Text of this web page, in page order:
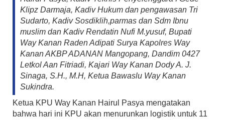
Klipz Darmaja, Kadiv Hukum dan pengawasan Tri
Sudarto, Kadiv Sosdiklih,parmas dan Sdm Ibnu
muslim dan Kadiv Rendatin Nufi M.yusuf, Bupati
Way Kanan Raden Adipati Surya Kapolres Way
Kanan AKBP ADANAN Mangopang, Dandim 0427
Letkol Aan Fitriadi, Kajari Way Kanan Dody A. J.
Sinaga, S.H., M.H, Ketua Bawaslu Way Kanan
Sukindra.
Ketua KPU Way Kanan Hairul Pasya mengatakan
bahwa hari ini KPU akan menurunkan logistik untuk 11